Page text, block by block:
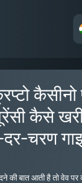
कैसीनो
कैसे
चरण
की बात आती है तो वेव